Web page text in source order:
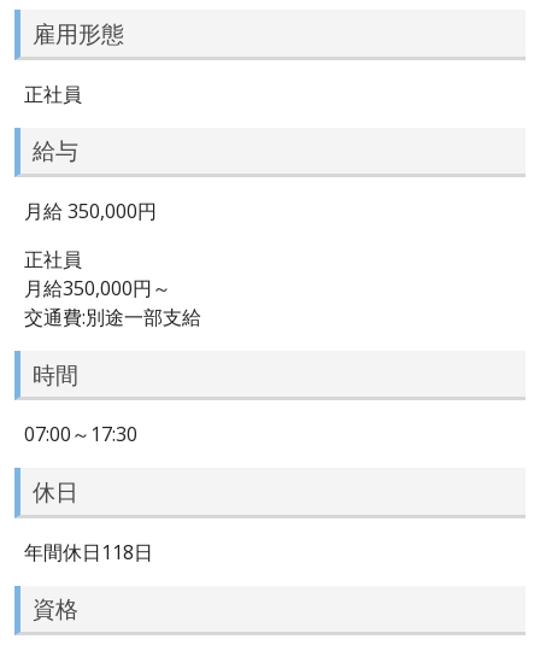
雇用形態
正社員
給与
月給 350,000円
正社員
月給350,000円～
交通費:別途一部支給
時間
07:00～17:30
休日
年間休日118日
資格